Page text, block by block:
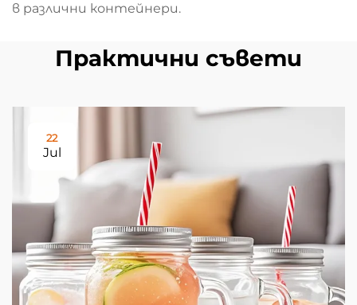
в различни контейнери.
Практични съвети
22
Jul